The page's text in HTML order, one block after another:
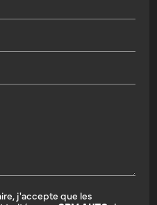
j'accepte que les